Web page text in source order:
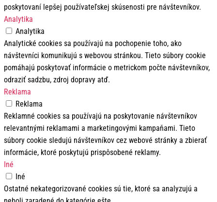
poskytovaní lepšej používateľskej skúsenosti pre návštevníkov.
Analytika
Analytika
Analytické cookies sa používajú na pochopenie toho, ako
návštevníci komunikujú s webovou stránkou. Tieto súbory cookie
pomáhajú poskytovať informácie o metrickom počte návštevníkov,
odraziť sadzbu, zdroj dopravy atď.
Reklama
Reklama
Reklamné cookies sa používajú na poskytovanie návštevníkov
relevantnými reklamami a marketingovými kampaňami. Tieto
súbory cookie sledujú návštevníkov cez webové stránky a zbierať
informácie, ktoré poskytujú prispôsobené reklamy.
Iné
Iné
Ostatné nekategorizované cookies sú tie, ktoré sa analyzujú a